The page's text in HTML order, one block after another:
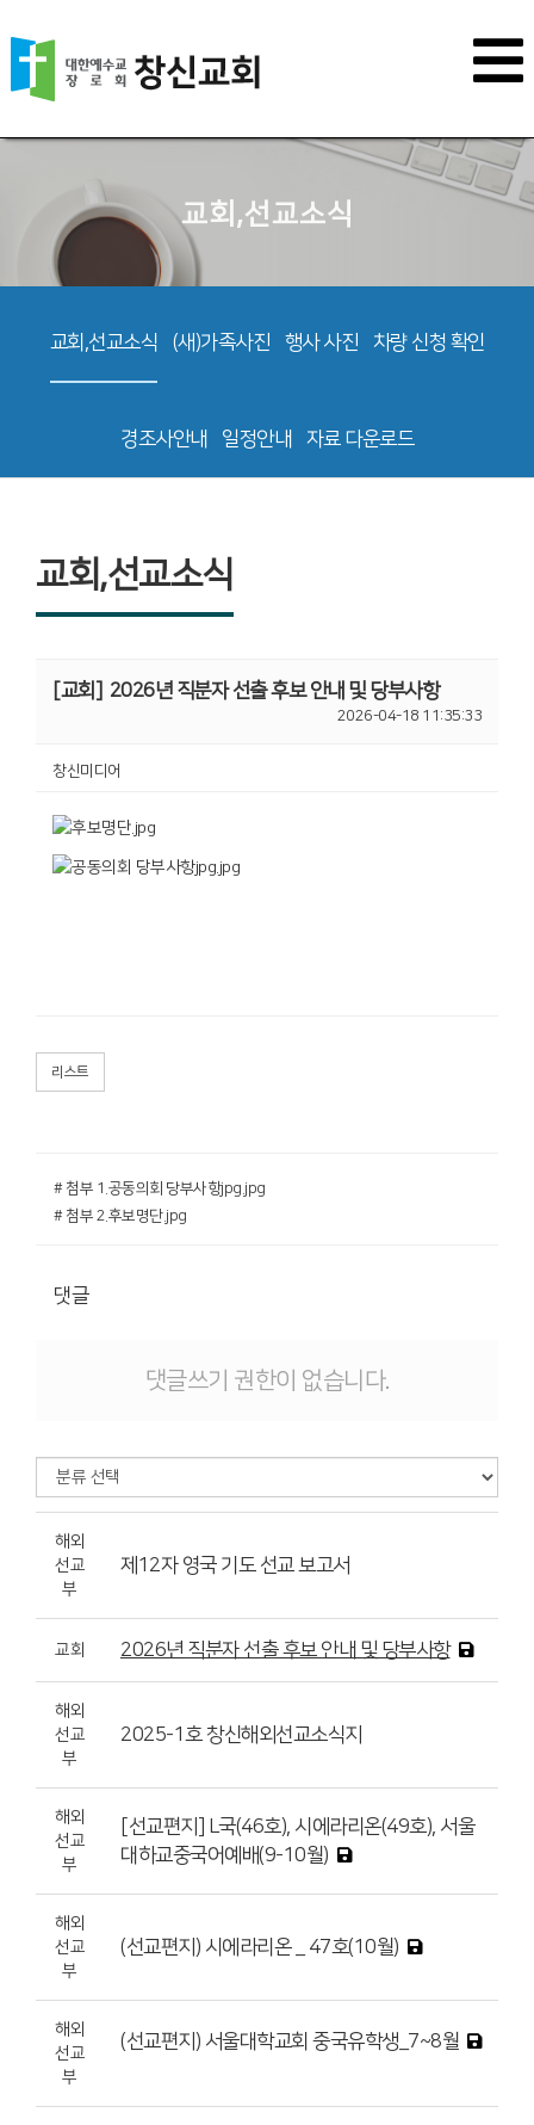
교회,선교소식
교회,선교소식 (새)가족사진 행사 사진 차량 신청 확인
경조사안내 일정안내 자료 다운로드
교회,선교소식
[교회] 2026년 직분자 선출 후보 안내 및 당부사항
2026-04-18 11:35:33
창신미디어
리스트
# 첨부 1.공동의회 당부사항jpg.jpg
# 첨부 2.후보명단.jpg
댓글
댓글쓰기 권한이 없습니다.
해외
선교
부
제12자 영국 기도 선교 보고서
교회 2026년 직분자 선출 후보 안내 및 당부사항
해외
선교
부
2025-1호 창신해외선교소식지
해외
선교
부
[선교편지] L국(46호), 시에라리온(49호), 서울
대하교중국어예배(9-10월)
해외
선교
부
(선교편지) 시에라리온 _ 47호(10월)
해외
선교
부
(선교편지) 서울대학교회 중국유학생_7~8월